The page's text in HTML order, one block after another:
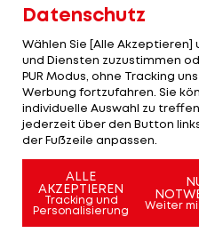
1/19
Wahnsinn! Benjamin
Geschichte. Er
Peking - und gewinnt
Danach brechen beim
Niederösterreicher alle
Datenschutz
Wählen Sie [Alle Akzeptieren]
und Diensten zuzustimmen
PUR Modus, ohne Tracking
Werbung fortzufahren. Sie
individuelle Auswahl zu
jederzeit über den Button
der Fußzeile anpassen.
ALLE
AKZEPTIEREN
Tracking und
Personalisierung
Weiter